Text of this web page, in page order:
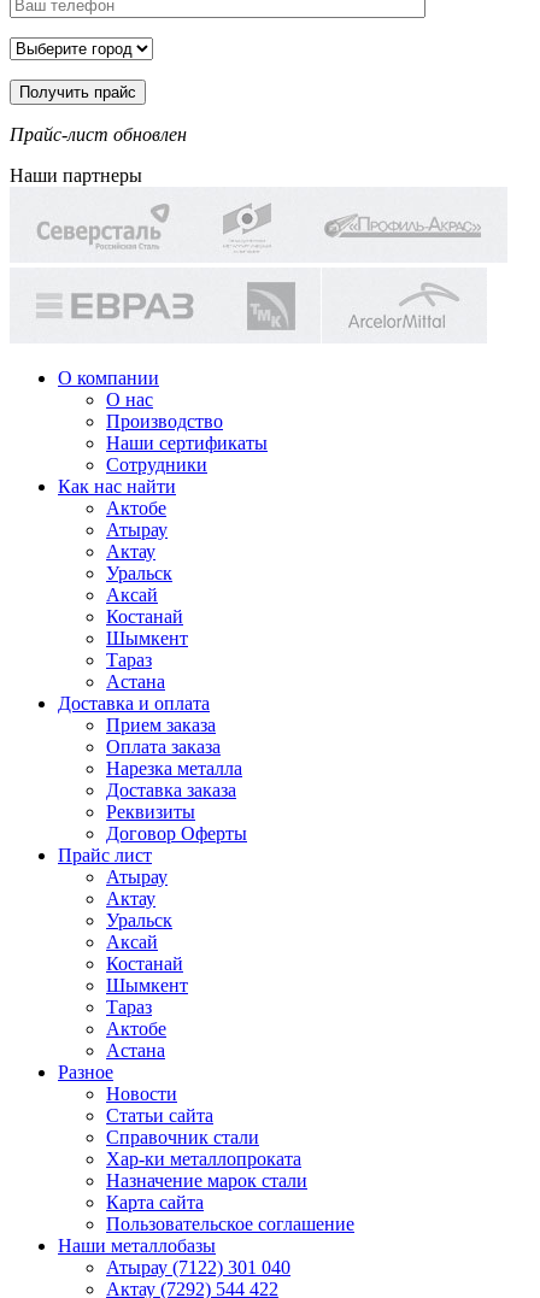
Прайс-лист обновлен
Наши партнеры
О компании
О нас
Производство
Наши сертификаты
Сотрудники
Как нас найти
Актобе
Атырау
Актау
Уральск
Аксай
Костанай
Шымкент
Тараз
Астана
Доставка и оплата
Прием заказа
Оплата заказа
Нарезка металла
Доставка заказа
Реквизиты
Договор Оферты
Прайс лист
Атырау
Актау
Уральск
Аксай
Костанай
Шымкент
Тараз
Актобе
Астана
Разное
Новости
Статьи сайта
Справочник стали
Хар-ки металлопроката
Назначение марок стали
Карта сайта
Пользовательское соглашение
Наши металлобазы
Атырау (7122) 301 040
Актау (7292) 544 422